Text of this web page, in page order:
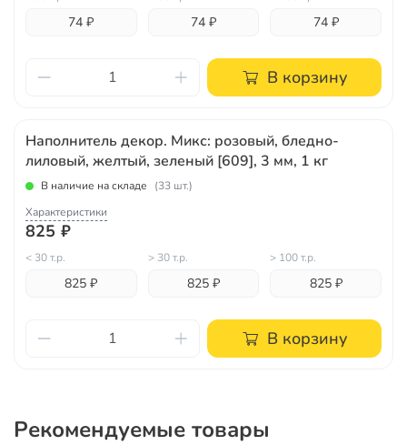
74 ₽ 74 ₽ 74 ₽
В корзину
Наполнитель декор. Микс: розовый, бледно-
лиловый, желтый, зеленый [609], 3 мм, 1 кг
В наличие на складе
(33 шт.)
Характеристики
825 ₽
< 30 т.р.
825 ₽
> 30 т.р.
825 ₽
> 100 т.р.
825 ₽
В корзину
Рекомендуемые товары